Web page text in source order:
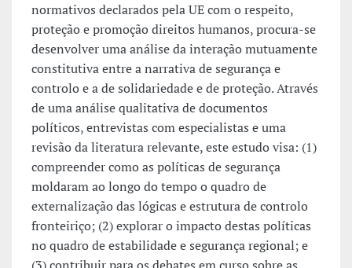
normativos declarados pela UE com o respeito,
proteção e promoção direitos humanos, procura-se
desenvolver uma análise da interação mutuamente
constitutiva entre a narrativa de segurança e
controlo e a de solidariedade e de proteção. Através
de uma análise qualitativa de documentos
políticos, entrevistas com especialistas e uma
revisão da literatura relevante, este estudo visa: (1)
compreender como as políticas de segurança
moldaram ao longo do tempo o quadro de
externalização das lógicas e estrutura de controlo
fronteiriço; (2) explorar o impacto destas políticas
no quadro de estabilidade e segurança regional; e